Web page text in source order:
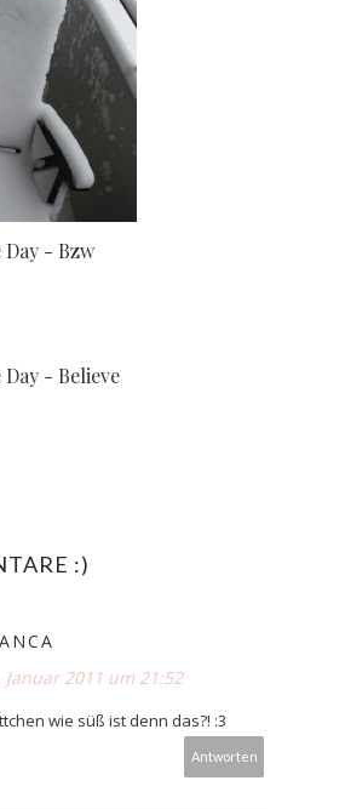
- Bzw
- Believe
:)
Januar 2011 um 21:52
wie süß ist denn das?! :3
Antworten